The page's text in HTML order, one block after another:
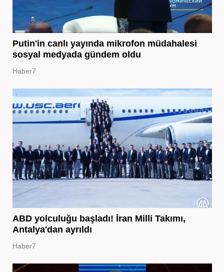
Putin'in canlı yayında mikrofon müdahalesi
sosyal medyada gündem oldu
Haber7
ABD yolculuğu başladı! İran Milli Takımı,
Antalya'dan ayrıldı
Haber7